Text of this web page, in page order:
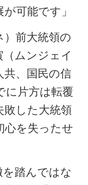
可能です」
前大統領の
ムンジェイ
共、国民の信
に片方は転覆
敗した大統領
心を失ったせ
踏んではな